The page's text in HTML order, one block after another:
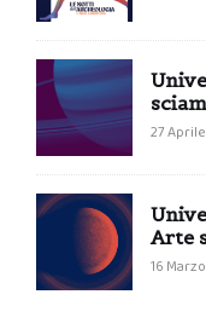
27
Arte
16